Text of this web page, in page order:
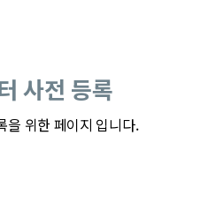
사전 등록
을 위한 페이지 입니다.